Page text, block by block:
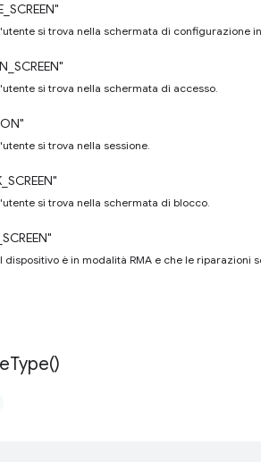
si trova nella schermata di configurazione
si trova nella schermata di accesso.
si trova nella sessione.
si trova nella schermata di blocco.
dispositivo è in modalità RMA e che le riparazioni
Type()